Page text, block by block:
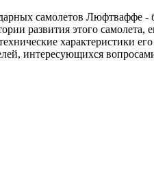
самолетов Люфтваффе
развития этого самолета,
характеристики
интересующихся